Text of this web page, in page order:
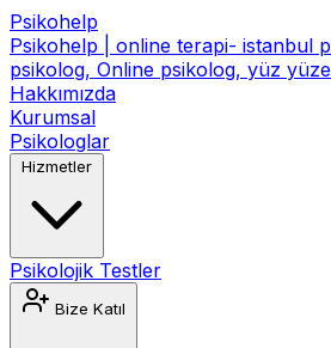
Psikohelp
Psikohelp | online terapi- istanbul
psikolog, Online psikolog, yüz
Hakkımızda
Kurumsal
Psikologlar
Hizmetler
Psikolojik Testler
Bize Katıl